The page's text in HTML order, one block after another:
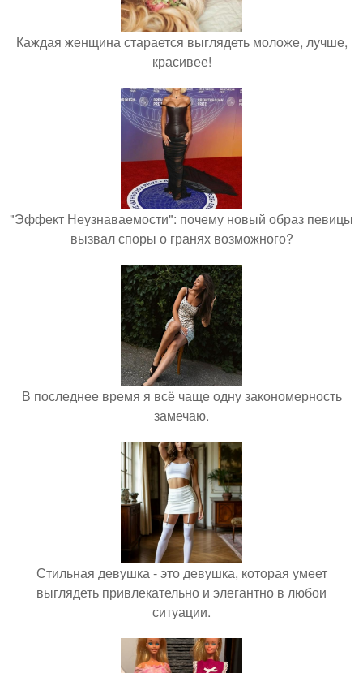
Каждая женщина старается выглядеть моложе, лучше,
красивее!
"Эффект Неузнаваемости": почему новый образ певицы
вызвал споры о гранях возможного?
В последнее время я всё чаще одну закономерность
замечаю.
Стильная девушка - это девушка, которая умеет
выглядеть привлекательно и элегантно в любои
ситуации.